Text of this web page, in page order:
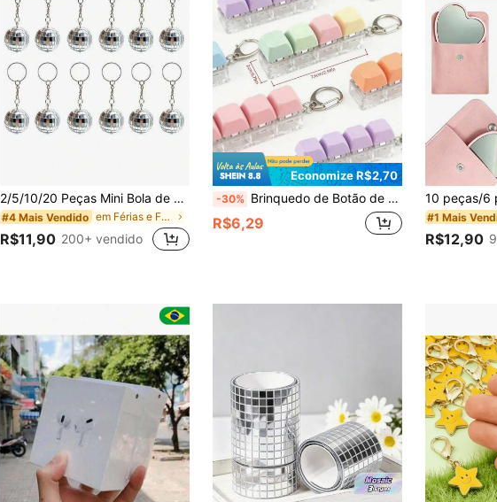
2/5/10/20 Peças Mini Bola de Discoteca Chaveiro Brilhante, Anel de Chaveiro, Encanto de Bolsa e Mochila, Pingente de Telefone, Presente para Mulheres, Presente de Casamento, Presente de Festa, Presente de Aniversário
#4 Mais Vendido em Férias e Festas Pacotes de lembrancinhas de fes
R$11,90 200+ vendido
Economize R$2,70
-30% Brinquedo de Botão de Alívio de Estresse Cubo Mágico de 4 Teclas, Ornamento Pendente de Teclado Criativo, Chaveiro de Carro, Charm de Bolsa, Acessório de Chave, Chaveiro de Alívio de Estresse para Adultos em Formato de Teclado, Chaveiro de Alívio de Estresse Tátil, Pendente de Chave de Alívio de Estresse Calmante, Chaveiro de Zíper para Foco e Relaxamento, Adequado como Presente de Aniversário, Lembrancinha de Festa, Presente de Feriado. Cordão Estilo Gótico Y2K com Porta-Cartão de Identificação, Decoração de Interior de Carro, Acessório de Bolsa - Macio, Volta às Aulas, Brinquedo de Desabafo, Produto de Conforto Emocional
R$6,29 #1 Mais
R$12,90